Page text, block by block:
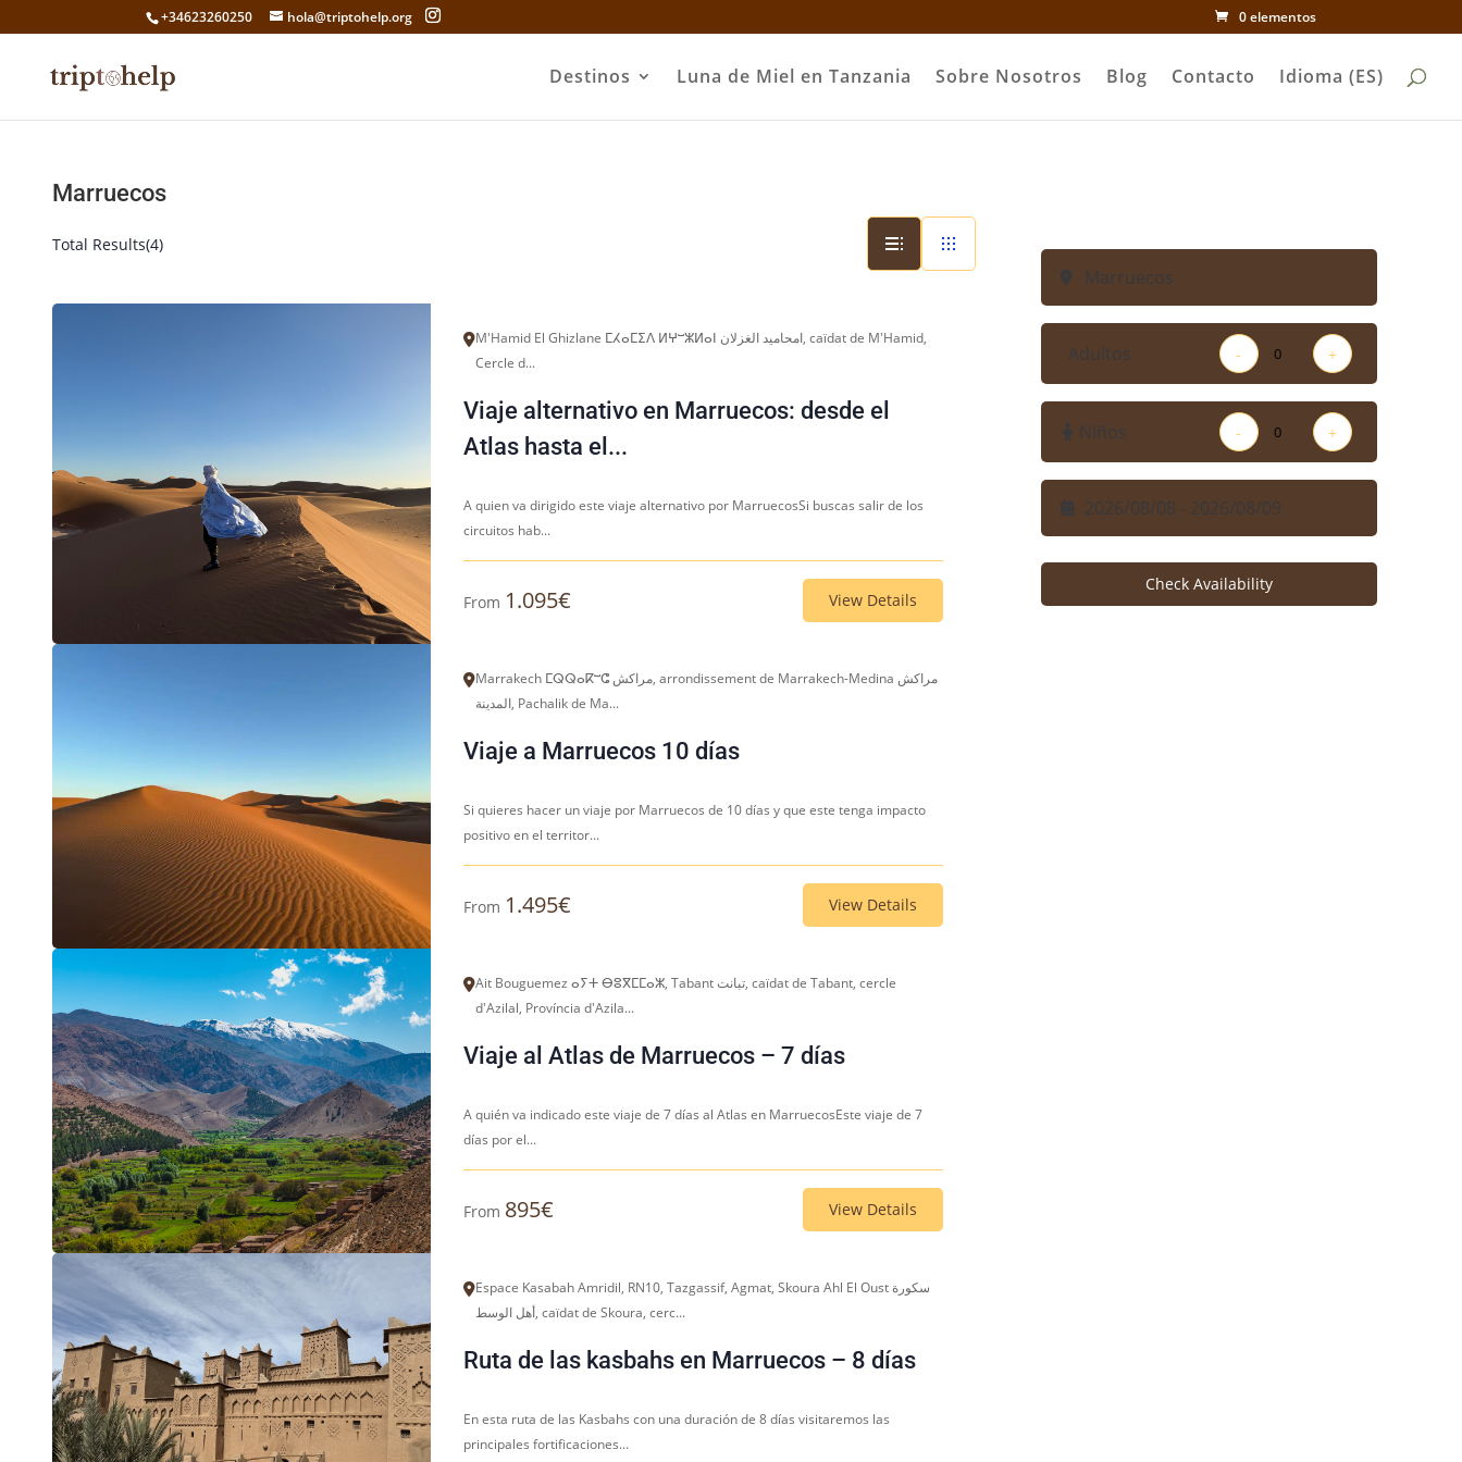
+34623260250 hola@triptohelp.org 0 elementos
Destinos Luna de Miel en Tanzania Sobre Nosotros Blog Contacto Idioma (ES)
Marruecos
Total Results(4)
M'Hamid El Ghizlane ⵎⵃⴰⵎⵉⴷ ⵍⵖⵯⵣⵍⴰⵏ امحاميد الغزلان, caïdat de M'Hamid,
Cercle d...
Viaje alternativo en Marruecos: desde el
Atlas hasta el...
A quien va dirigido este viaje alternativo por MarruecosSi buscas salir de los
circuitos hab...
From 1.095€ View Details
Marrakech ⵎⵕⵕⴰⴽⵯⵛ مراكش, arrondissement de Marrakech-Medina مراكش
المدينة, Pachalik de Ma...
Viaje a Marruecos 10 días
Si quieres hacer un viaje por Marruecos de 10 días y que este tenga impacto
positivo en el territor...
From 1.495€ View Details
Ait Bouguemez ⴰⵢⵜ ⴱⵓⴳⵎⵎⴰⵣ, Tabant تبانت, caïdat de Tabant, cercle
d'Azilal, Província d'Azila...
Viaje al Atlas de Marruecos – 7 días
A quién va indicado este viaje de 7 días al Atlas en MarruecosEste viaje de 7
días por el...
From 895€ View Details
Espace Kasabah Amridil, RN10, Tazgassif, Agmat, Skoura Ahl El Oust سكورة
أهل الوسط, caïdat de Skoura, cerc...
Ruta de las kasbahs en Marruecos – 8 días
En esta ruta de las Kasbahs con una duración de 8 días visitaremos las
principales fortificaciones...
Adultos - +
Niños - +
Check Availability